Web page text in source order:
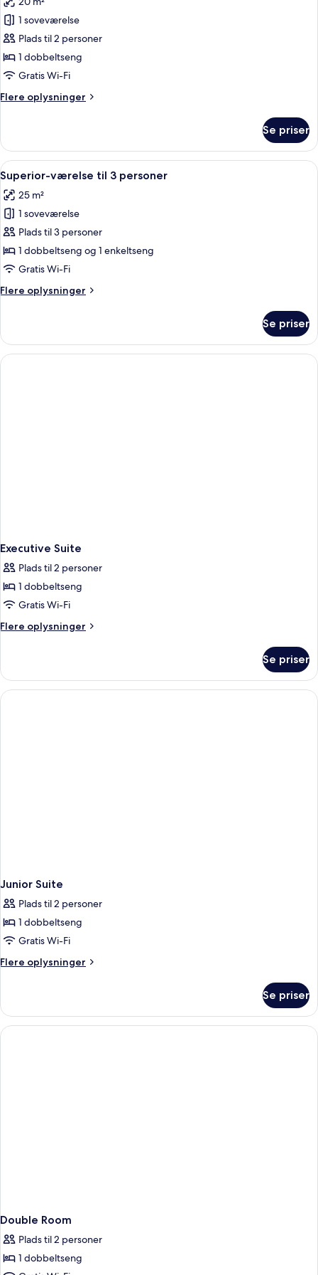
billeder
af
Superior-
værelse
-
dobbeltseng
1 soveværelse
Plads til 2 personer
1 dobbeltseng
Gratis Wi-Fi
Flere oplysninger
Flere
værelse
1
dobbeltseng
Se priser
Indlæs
alle
billeder
af
Superior-
værelse
til
personer
Et hotelværelse med to senge, et
8
Superior-værelse til 3 personer
25 m²
1 soveværelse
Plads til 3 personer
1 dobbeltseng og 1 enkeltseng
Gratis Wi-Fi
Flere oplysninger
Flere
værelse
til
3
Se priser
Executive Suite
Plads til 2 personer
1 dobbeltseng
Gratis Wi-Fi
Flere oplysninger
Flere
Suite
Se priser
Junior Suite
Plads til 2 personer
1 dobbeltseng
Gratis Wi-Fi
Flere oplysninger
Flere
Suite
Se priser
Double Room
Plads til 2 personer
1 dobbeltseng